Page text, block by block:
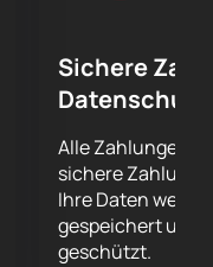
Sichere
Datenschutz
Alle Zahlungen
sichere
Ihre Daten
gespeichert und
geschützt.